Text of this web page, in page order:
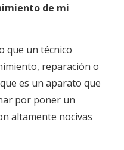
de mi
que un técnico
reparación o
es un aparato que
por poner un
altamente nocivas